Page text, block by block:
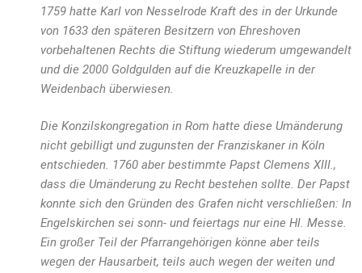
1759 hatte Karl von Nesselrode Kraft des in der Urkunde
von 1633 den späteren Besitzern von Ehreshoven
vorbehaltenen Rechts die Stiftung wiederum umgewandelt
und die 2000 Goldgulden auf die Kreuzkapelle in der
Weidenbach überwiesen.
Die Konzilskongregation in Rom hatte diese Umänderung
nicht gebilligt und zugunsten der Franziskaner in Köln
entschieden. 1760 aber bestimmte Papst Clemens XIII.,
dass die Umänderung zu Recht bestehen sollte. Der Papst
konnte sich den Gründen des Grafen nicht verschließen: In
Engelskirchen sei sonn- und feiertags nur eine Hl. Messe.
Ein großer Teil der Pfarrangehörigen könne aber teils
wegen der Hausarbeit, teils auch wegen der weiten und